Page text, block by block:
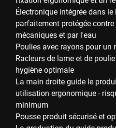
Électronique intégrée dans
parfaitement protégée
mécaniques et par l'eau
Poulies avec rayons pour un
Racleurs de lame et de
hygiène optimale
La main droite guide le
utilisation ergonomique -
minimum
Pousse produit sécurisé et